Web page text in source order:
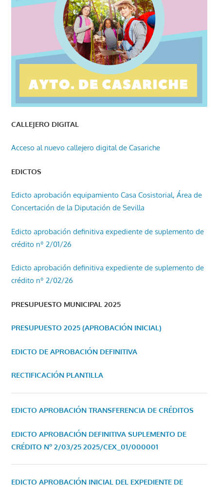
CALLEJERO DIGITAL
Acceso al nuevo callejero digital de Casariche
EDICTOS
Edicto aprobación equipamiento Casa Cosistorial, Área de
Concertación de la Diputación de Sevilla
Edicto aprobación definitiva expediente de suplemento de
crédito nº 2/01/26
Edicto aprobación definitiva expediente de suplemento de
crédito nº 2/02/26
PRESUPUESTO MUNICIPAL 2025
PRESUPUESTO 2025 (APROBACIÓN INICIAL)
EDICTO DE APROBACIÓN DEFINITIVA
RECTIFICACIÓN PLANTILLA
EDICTO APROBACIÓN TRANSFERENCIA DE CRÉDITOS
EDICTO APROBACIÓN DEFINITIVA SUPLEMENTO DE
CRÉDITO Nº 2/03/25 2025/CEX_01/000001
EDICTO APROBACIÓN INICIAL DEL EXPEDIENTE DE